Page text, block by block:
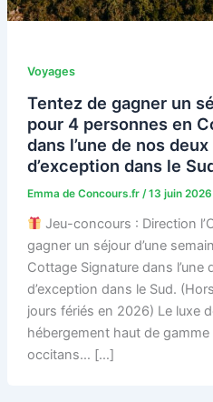
Voyages
Tentez de gagner un
pour 4 personnes en
dans l’une de nos
d’exception dans le
Emma de Concours.fr /13 juin 2026
Jeu-concours : Direction
gagner un séjour d’une
Cottage Signature dans
d’exception dans le Sud.
jours fériés en 2026) Le luxe
hébergement haut de
occitans… […]